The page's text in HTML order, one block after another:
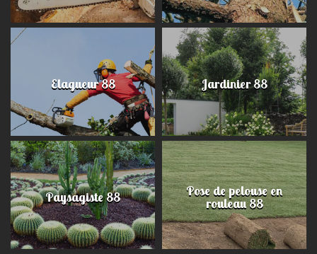
Elagueur 88 Jardinier 88
Paysagiste 88 Pose de pelouse en
rouleau 88